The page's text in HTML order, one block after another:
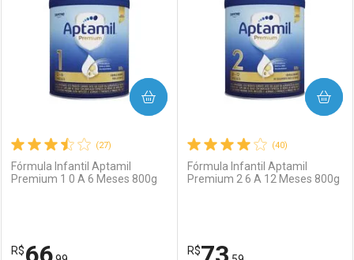
(27)
Fórmula Infantil Aptamil
Premium 1 0 A 6 Meses 800g
R$
COMPRAR
(40)
Fórmula Infantil Aptamil
Premium 2 6 A 12 Meses 800g
R$
COMPRAR